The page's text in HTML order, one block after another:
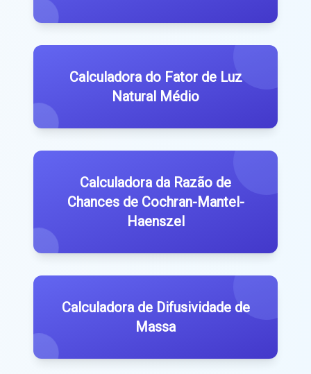
Calculadora do Fator de Luz
Natural Médio
Calculadora da Razão de
Chances de Cochran-Mantel-
Haenszel
Calculadora de Difusividade de
Massa